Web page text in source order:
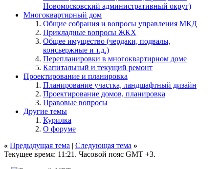
Новомосковский административный округ)
Многоквартирный дом
Общие собрания и вопросы управления МКД
Прикладные вопросы ЖКХ
Общее имущество (чердаки, подвалы,
консьержные и т.д.)
Перепланировки в многоквартирном доме
Капитальный и текущий ремонт
Проектирование и планировка
Планирование участка, ландшафтный дизайн
Проектирование домов, планировка
Правовые вопросы
Другие темы
Курилка
О форуме
« Предыдущая тема | Следующая тема »
Текущее время: 11:21 . Часовой пояс GMT +3.